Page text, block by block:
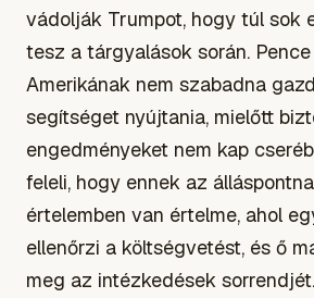
vádolják Trumpot, hogy túl sok
tesz a tárgyalások során.
Amerikának nem szabadna
segítséget nyújtania, mielőtt
engedményeket nem kap
feleli, hogy ennek az
értelemben van értelme, ahol
ellenőrzi a költségvetést, és ő
meg az intézkedések